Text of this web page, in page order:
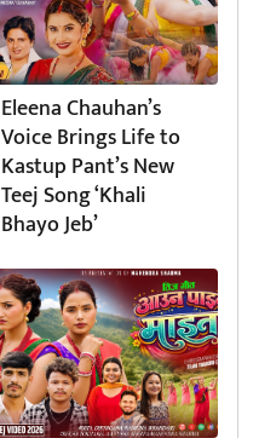
Eleena Chauhan’s
Voice Brings Life to
Kastup Pant’s New
Teej Song ‘Khali
Bhayo Jeb’